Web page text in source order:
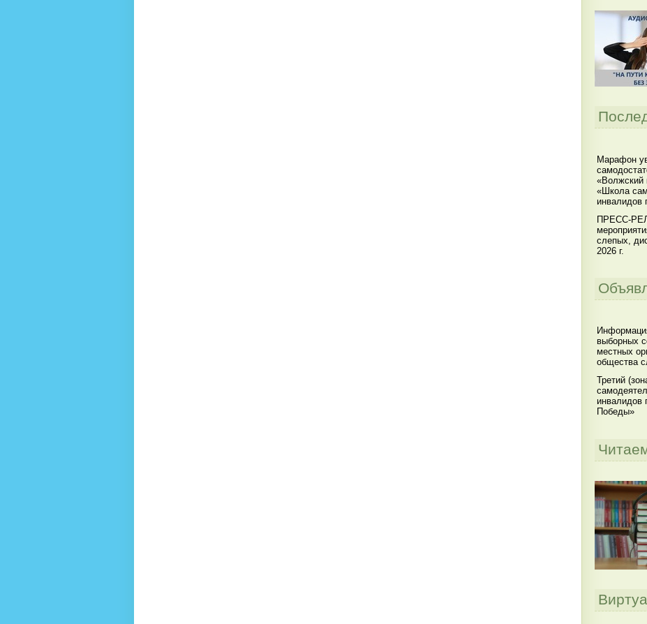
Марафон
«Волжский
«Школа
инвалидов
ПРЕСС-
слепых,
2026 г.
выборных
местных
общества
Третий
Победы»